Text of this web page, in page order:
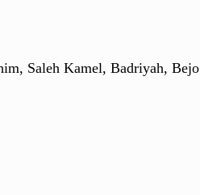
Saleh Kamel, Badriyah, Bejo